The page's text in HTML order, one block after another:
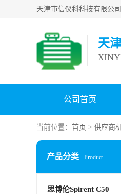
天
公司首页
当前位置： 首页 > 供应商
产品分类 Product
思博伦Spirent C50